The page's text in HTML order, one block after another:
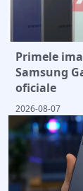
Primele
Samsung
oficiale
2026-08-07